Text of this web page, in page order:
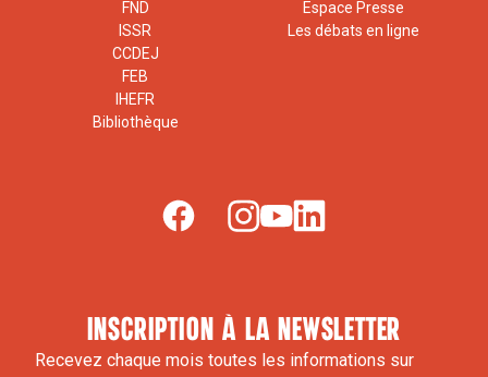
FND
ISSR
CCDEJ
FEB
IHEFR
Bibliothèque
Espace Presse
Les débats en ligne
inscription à la newsletter
Recevez chaque mois toutes les informations sur